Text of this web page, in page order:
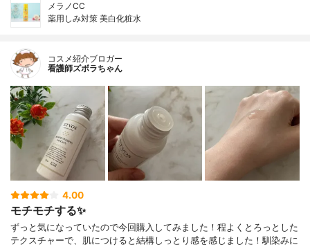
メラノCC
薬用しみ対策 美白化粧水
コスメ紹介ブロガー
看護師ズボラちゃん
4.00
モチモチする✨
ずっと気になっていたので今回購入してみました！程よくとろっとした
テクスチャーで、肌につけると結構しっとり感を感じました！馴染みに